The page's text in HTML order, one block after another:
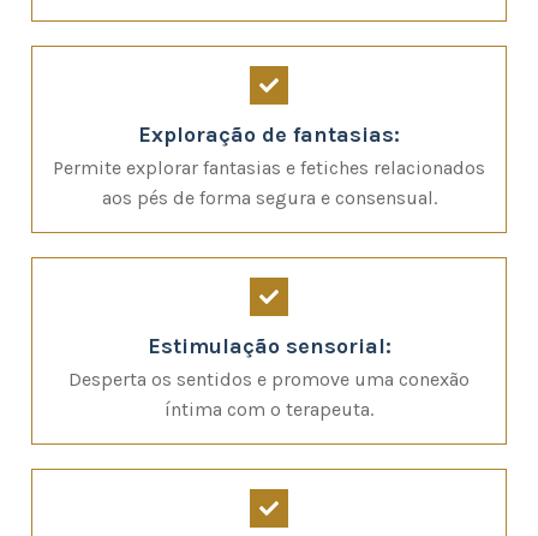
Exploração de fantasias:
Permite explorar fantasias e fetiches relacionados
aos pés de forma segura e consensual.
Estimulação sensorial:
Desperta os sentidos e promove uma conexão
íntima com o terapeuta.